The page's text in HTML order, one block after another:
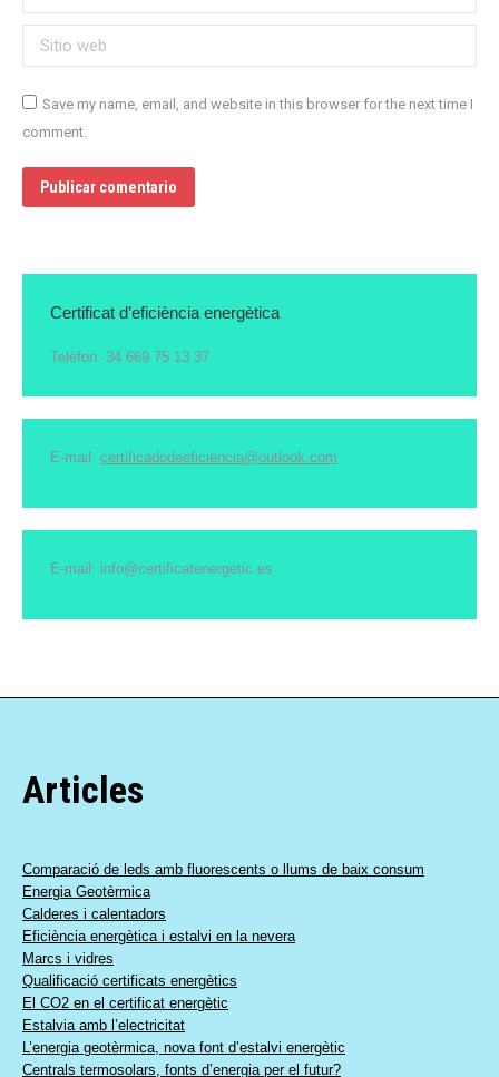
Sitio web
Save my name, email, and website in this browser for the next time I
comment.
Publicar comentario
Certificat d’eficiència energètica
Telèfon: 34 669 75 13 37
E-mail: certificadodeeficiencia@outlook.com
E-mail: info@certificatenergetic.es
Articles
Comparació de leds amb fluorescents o llums de baix consum
Energia Geotèrmica
Calderes i calentadors
Eficiència energètica i estalvi en la nevera
Marcs i vidres
Qualificació certificats energètics
El CO2 en el certificat energètic
Estalvia amb l’electricitat
L’energia geotèrmica, nova font d’estalvi energètic
Centrals termosolars, fonts d’energia per el futur?